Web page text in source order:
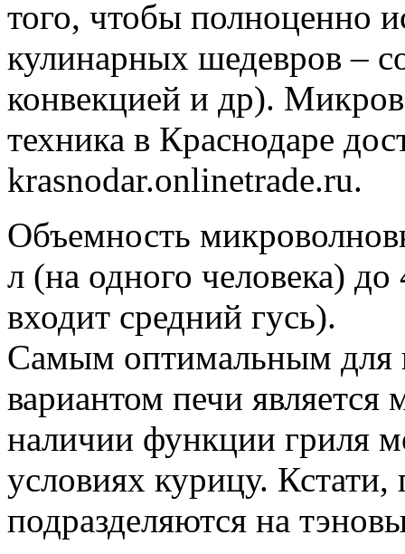
того, чтобы полноценно
кулинарных шедевров –
конвекцией и др).
техника в Краснодаре
krasnodar.onlinetrade.ru.
Объемность
л (на одного человека)
входит средний гусь).
Самым оптимальным для
вариантом печи
наличии функции гриля
условиях курицу.
подразделяются на